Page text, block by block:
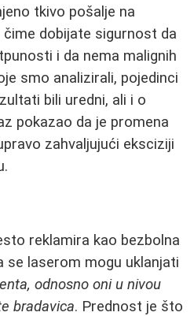
tkivo pošalje na
dobijate sigurnost da
i da nema malignih
smo analizirali, pojedinci
bili uredni, ali i o
pokazao da je promena
zahvaljujući eksciziji
reklamira kao bezbolna
se laserom mogu uklanjati
odnosno oni u nivou
bradavica. Prednost je što